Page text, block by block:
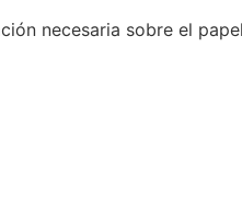
necesaria sobre el